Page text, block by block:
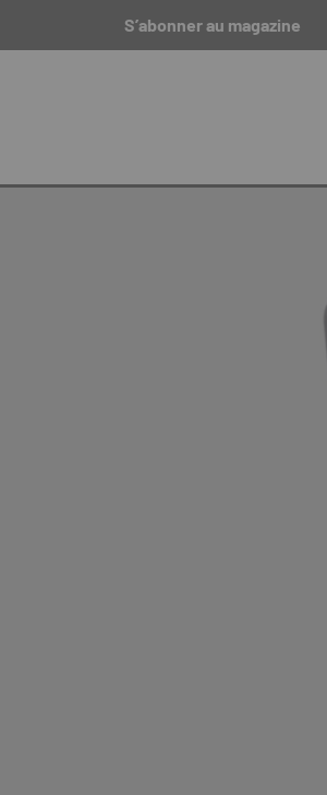
S’abonner au magazine